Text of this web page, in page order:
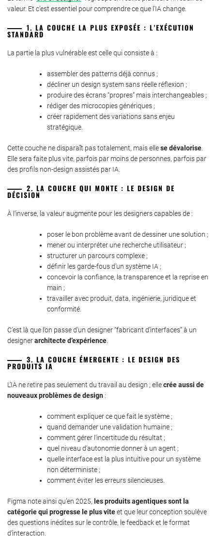
valeur. Et c’est essentiel pour comprendre ce que l’IA change.
1. LA COUCHE LA PLUS EXPOSÉE : L’EXÉCUTION
STANDARD
La partie la plus vulnérable est celle qui consiste à :
assembler des patterns déjà connus ;
décliner un design system sans réelle réflexion ;
produire des écrans “propres” mais interchangeables ;
rédiger des microcopies génériques ;
créer rapidement des variations sans enjeu
stratégique.
Cette couche ne disparaît pas totalement, mais ellese dévalorise.
Elle sera faite plus vite, parfois par moins de personnes, parfois par
des profils non-design assistés par IA.
2. LA COUCHE QUI MONTE : LE DESIGN DE
DÉCISION
À l’inverse, la valeur augmente pour les designers capables de :
poser le bon problème avant de dessiner une solution ;
mener ou interpréter une recherche utilisateur ;
structurer un parcours complexe ;
définir les garde-fous d’un système IA ;
concevoir la confiance, la transparence et la reprise en
main ;
travailler avec produit, data, ingénierie, juridique et
conformité.
C’est là que l’on passe d’un designer “fabricant d’interfaces” à un
designerarchitecte d’expérience.
3. LA COUCHE ÉMERGENTE : LE DESIGN DES
PRODUITS IA
L’IA ne retire pas seulement du travail au design ; ellecrée aussi de
nouveaux problèmes de design :
comment expliquer ce que fait le système ;
quand demander une validation humaine ;
comment gérer l’incertitude du résultat ;
quel niveau d’autonomie donner à un agent ;
quelle interface est la plus intuitive pour un système
non déterministe ;
comment éviter les erreurs silencieuses.
Figma note ainsi qu’en 2025, les produits agentiques sont la
catégorie qui progresse le plus viteet que leur conception soulève
des questions inédites sur le contrôle, le feedback et le format
d’interaction.